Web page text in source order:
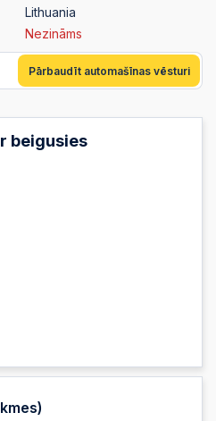
Lithuania
Nezināms
Pārbaudīt automašīnas vēsturi
beigusies